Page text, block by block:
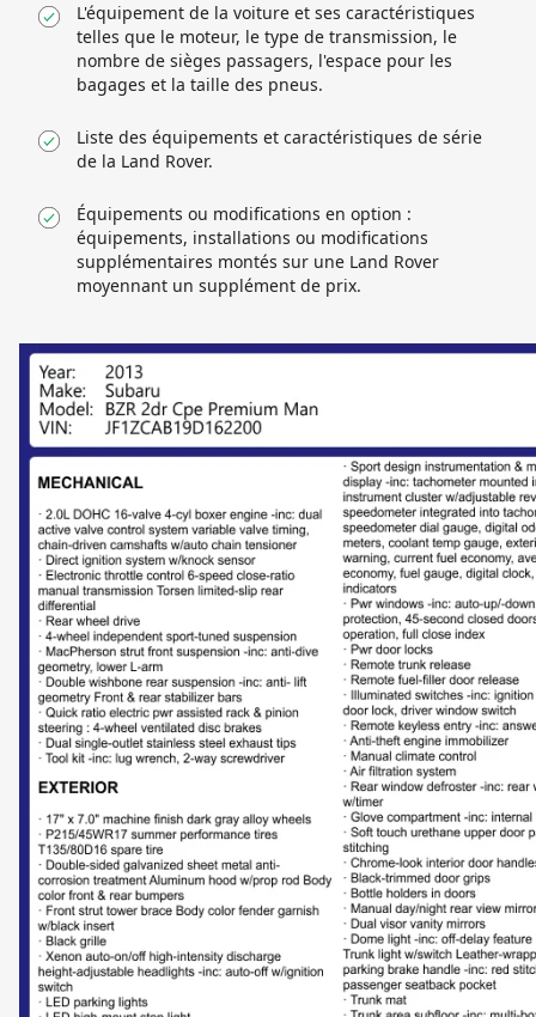
L'équipement de la voiture et ses caractéristiques
telles que le moteur, le type de transmission, le
nombre de sièges passagers, l'espace pour les
bagages et la taille des pneus.
Liste des équipements et caractéristiques de série
de la Land Rover.
Équipements ou modifications en option :
équipements, installations ou modifications
supplémentaires montés sur une Land Rover
moyennant un supplément de prix.